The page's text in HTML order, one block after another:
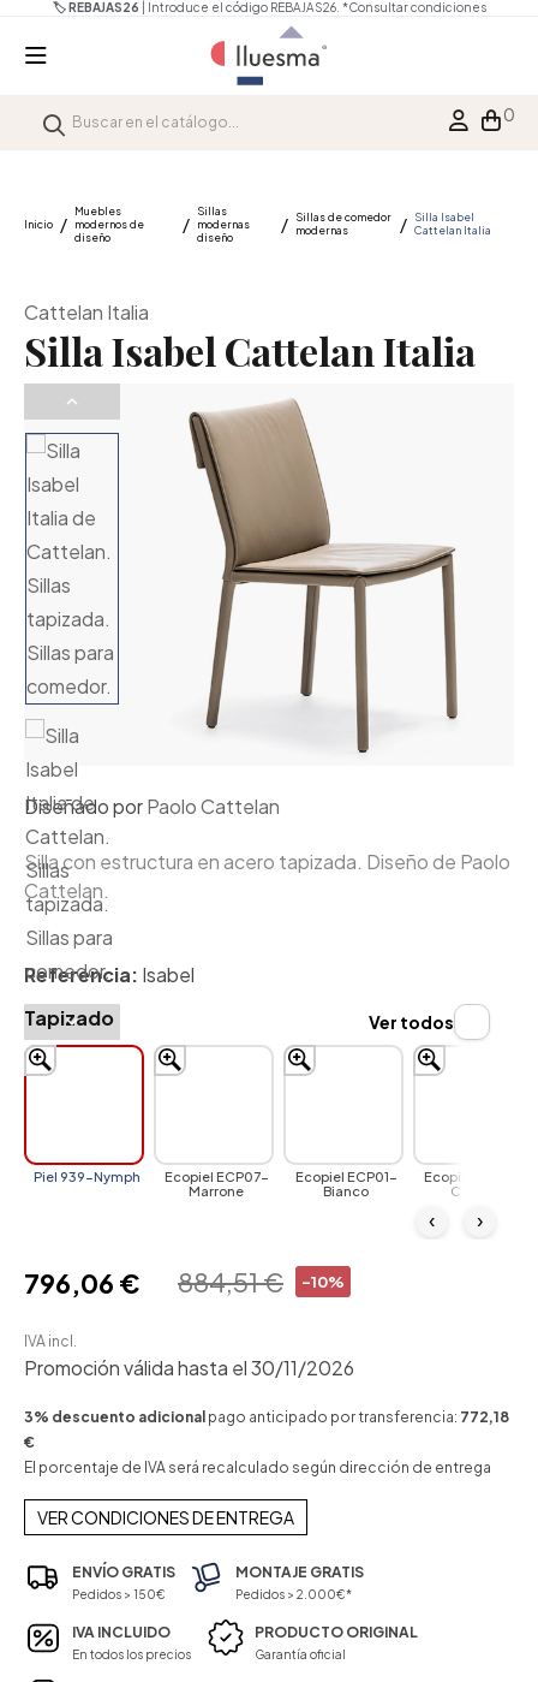
🏷️ REBAJAS26 | Introduce el código REBAJAS26. *Consultar condiciones
0
Inicio
Muebles
modernos de
diseño
Sillas
modernas
diseño
Sillas de comedor
modernas
Silla Isabel
Cattelan Italia
Cattelan Italia
Silla Isabel Cattelan Italia
Diseñado porPaolo Cattelan
Silla con estructura en acero tapizada. Diseño de Paolo
Cattelan.
Referencia: Isabel
Tapizado
Piel 939-Nymph
Ecopiel ECP07-
Marrone
Ecopiel ECP01-
Bianco
Ecopiel ECP72-
Canova
‹ ›
Ver todos
-10%
884,51 €
796,06 €
IVA incl.
Promoción válida hasta el 30/11/2026
3% descuento adicional pago anticipado por transferencia: 772,18
€
El porcentaje de IVA será recalculado según dirección de entrega
VER CONDICIONES DE ENTREGA
ENVÍO GRATIS
Pedidos > 150€
MONTAJE GRATIS
Pedidos > 2.000€*
IVA INCLUIDO
En todos los precios
PRODUCTO ORIGINAL
Garantía oficial